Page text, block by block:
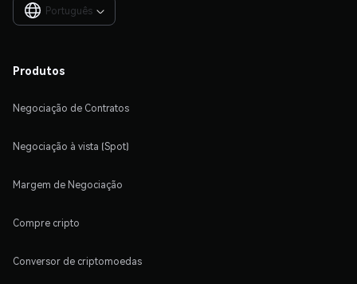
Português 
Produtos
Negociação de Contratos
Negociação à vista (Spot)
Margem de Negociação
Compre cripto
Conversor de criptomoedas